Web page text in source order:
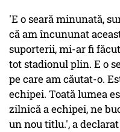
'E o seară minunată,
că am încununat
suporterii, mi-ar fi
tot stadionul plin. E o
pe care am căutat-o.
echipei. Toată lumea
zilnică a echipei, ne
un nou titlu.', a